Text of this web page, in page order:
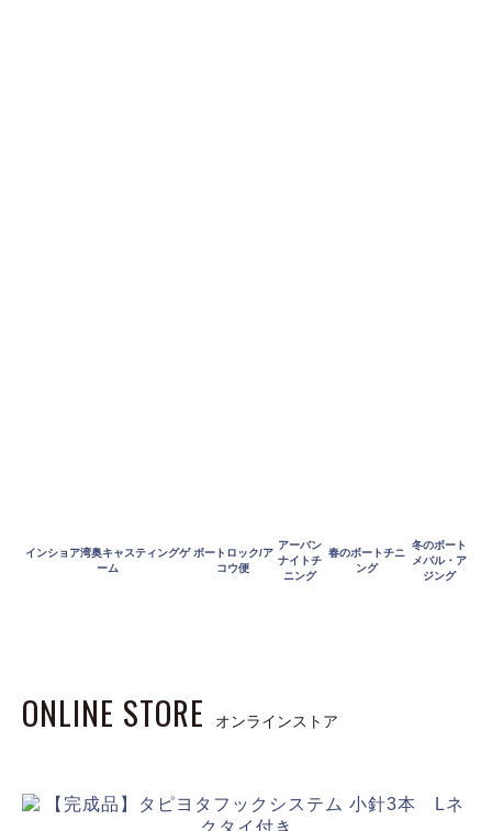
インショア湾奥キャスティングゲ
ーム
ボートロック/ア
コウ便
アーバン
ナイトチ
ニング
春のボートチニ
ング
冬のボート
メバル・ア
ジング
ONLINE STORE オンラインストア